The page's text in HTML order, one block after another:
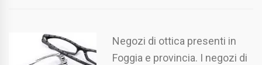
Negozi di ottica presenti in
Foggia e provincia. I negozi di